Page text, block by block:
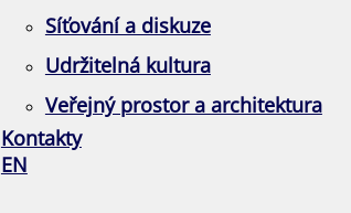
Síťování a diskuze
Udržitelná kultura
Veřejný prostor a architektura
Kontakty
EN